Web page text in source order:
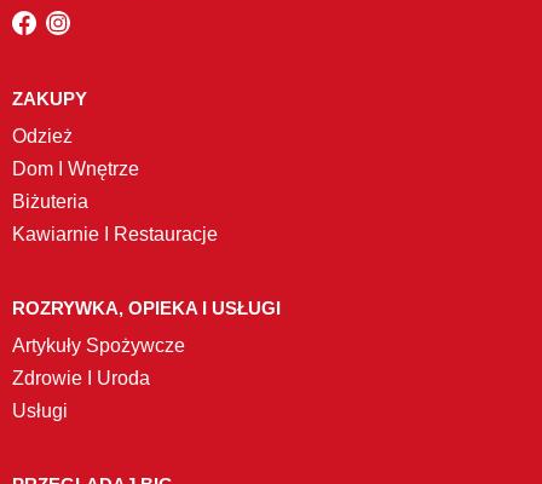
ZAKUPY
Odzież
Dom I Wnętrze
Biżuteria
Kawiarnie I Restauracje
ROZRYWKA, OPIEKA I USŁUGI
Artykuły Spożywcze
Zdrowie I Uroda
Usługi